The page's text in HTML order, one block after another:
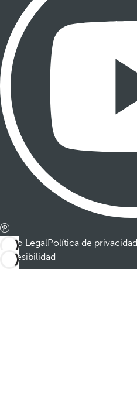
Aviso LegalPolítica de privacidad
Accesibilidad